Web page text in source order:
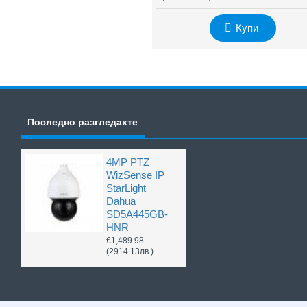
Купи
Последно разгледахте
4MP PTZ
WizSense IP
StarLight
Dahua
SD5A445GB-
HNR
€1,489.98
(2914.13лв.)